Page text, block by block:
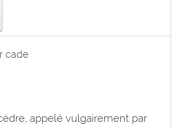
cade
appelé vulgairement par